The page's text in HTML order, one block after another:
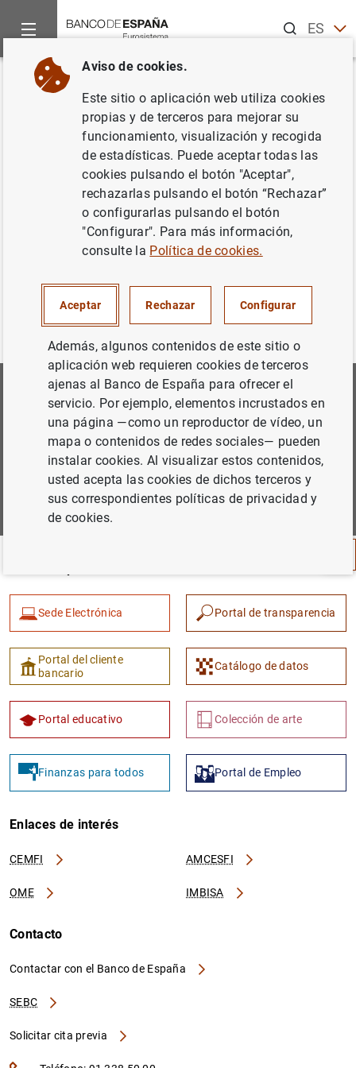
ESEN
Inicio Punto de Información
Volver
Estado VIII. Información sobre
actividad
Impreso (10KB)
Correlaciones (138KB)
Sugerencias
1 2
Suscríbete a nuestra Newsletter
Podrás elegir las áreas de tu interés para las que quieres
recibir nuestras comunicaciones.
Sede Electrónica Portal de transparencia
Portal del cliente
bancario
Catálogo de datos
Portal educativo Colección de arte
Finanzas para todos Portal de Empleo
Enlaces de interés
CEMFI AMCESFI
OME IMBISA
Contacto
Contactar con el Banco de España
SEBC
Solicitar cita previa
Aviso de cookies.
Este sitio o aplicación web utiliza cookies
propias y de terceros para mejorar su
funcionamiento, visualización y recogida
de estadísticas. Puede aceptar todas las
cookies pulsando el botón "Aceptar",
rechazarlas pulsando el botón “Rechazar”
o configurarlas pulsando el botón
"Configurar". Para más información,
consulte la Política de cookies.
Aceptar Rechazar Configurar
Además, algunos contenidos de este sitio o
aplicación web requieren cookies de terceros
ajenas al Banco de España para ofrecer el
servicio. Por ejemplo, elementos incrustados en
una página —como un reproductor de vídeo, un
mapa o contenidos de redes sociales— pueden
instalar cookies. Al visualizar estos contenidos,
usted acepta las cookies de dichos terceros y
sus correspondientes políticas de privacidad y
de cookies.